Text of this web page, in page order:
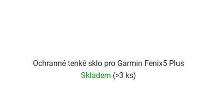
Ochranné tenké sklo pro Garmin Fenix5 Plus
Skladem (>3 ks)